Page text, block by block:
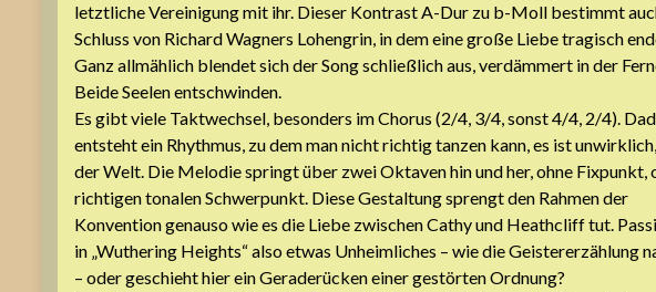
letztliche Vereinigung mit ihr. Dieser Kontrast A-Dur zu b-Moll bestimmt
Schluss von Richard Wagners Lohengrin, in dem eine große Liebe tragisch
Ganz allmählich blendet sich der Song schließlich aus, verdämmert in der
Beide Seelen entschwinden.
Es gibt viele Taktwechsel, besonders im Chorus (2/4, 3/4, sonst 4/4, 2/4).
entsteht ein Rhythmus, zu dem man nicht richtig tanzen kann, es ist
der Welt. Die Melodie springt über zwei Oktaven hin und her, ohne Fixpunkt,
richtigen tonalen Schwerpunkt. Diese Gestaltung sprengt den Rahmen der
Konvention genauso wie es die Liebe zwischen Cathy und Heathcliff tut.
in „Wuthering Heights“ also etwas Unheimliches – wie die Geistererzählung
– oder geschieht hier ein Geraderücken einer gestörten Ordnung?